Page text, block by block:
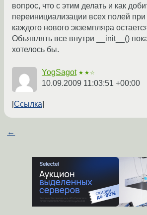
вопрос, что с этим делать и как
переинициализации всех полей при
каждого нового экземпляра
Объявлять все внутри __init__()
хотелось бы.
YogSagot ★★☆
10.09.2009 11:03:51 +00:00
Ссылка
←